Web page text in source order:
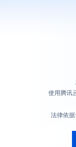
使用腾讯
法律依据